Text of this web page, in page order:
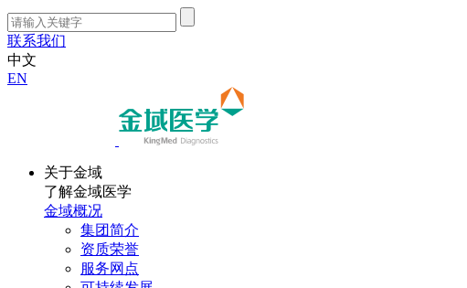
联系我们
中文
EN
关于金域
了解金域医学
金域概况
集团简介
资质荣誉
服务网点